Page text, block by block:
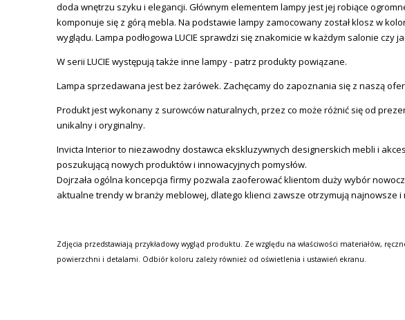
doda wnętrzu szyku i elegancji. Głównym elementem lampy jest jej robiące
komponuje się z górą mebla. Na podstawie lampy zamocowany został klosz w
wyglądu. Lampa podłogowa LUCIE sprawdzi się znakomicie w każdym salonie
W serii LUCIE występują także inne lampy - patrz produkty powiązane.
Lampa sprzedawana jest bez żarówek. Zachęcamy do zapoznania się z naszą
Produkt jest wykonany z surowców naturalnych, przez co może różnić się od
unikalny i oryginalny.
Invicta Interiorto niezawodny dostawca ekskluzywnych designerskich mebli i
poszukującą nowych produktów i innowacyjnych pomysłów.
Dojrzała ogólna koncepcja firmy pozwala zaoferować klientom duży wybór
aktualne trendy w branży meblowej, dlatego klienci zawsze otrzymują najnowsze
Zdjęcia przedstawiają przykładowy wygląd produktu. Ze względu na właściwości materiałów,
powierzchni i detalami. Odbiór koloru zależy również od oświetlenia i ustawień ekranu.